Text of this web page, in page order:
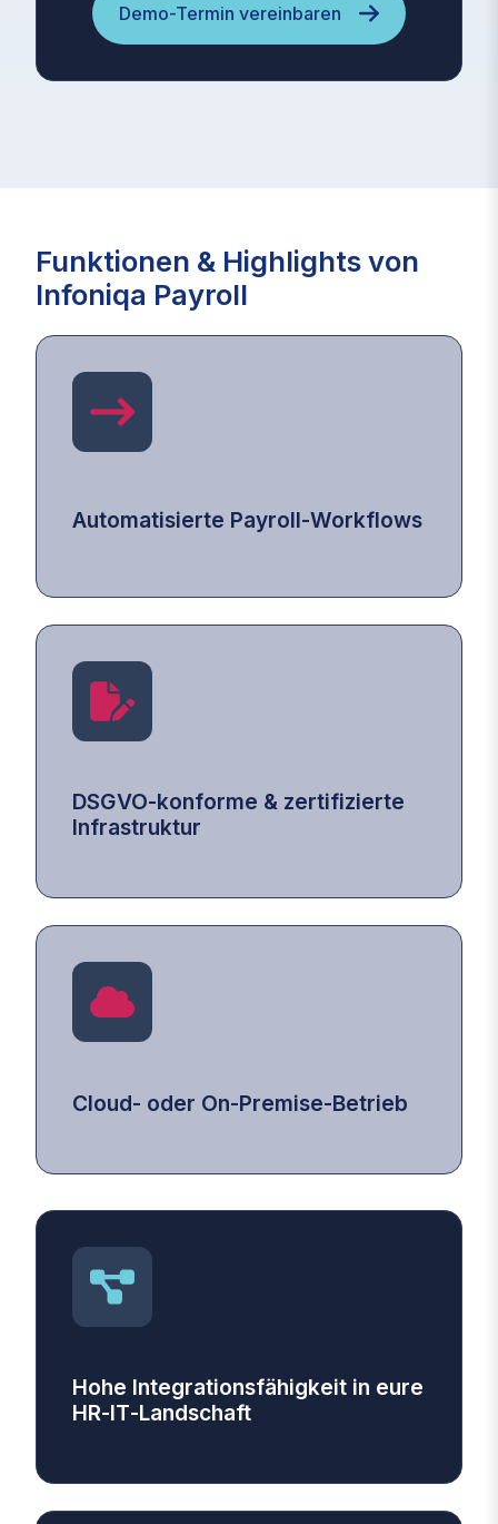
Demo-Termin vereinbaren
Funktionen & Highlights von
Infoniqa Payroll
Automatisierte Payroll‑Workflows
DSGVO‑konforme & zertifizierte
Infrastruktur
Cloud‑ oder On‑Premise‑Betrieb
Hohe Integrationsfähigkeit in eure
HR‑IT‑Landschaft